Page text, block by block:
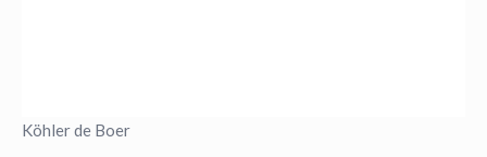
Köhler de Boer